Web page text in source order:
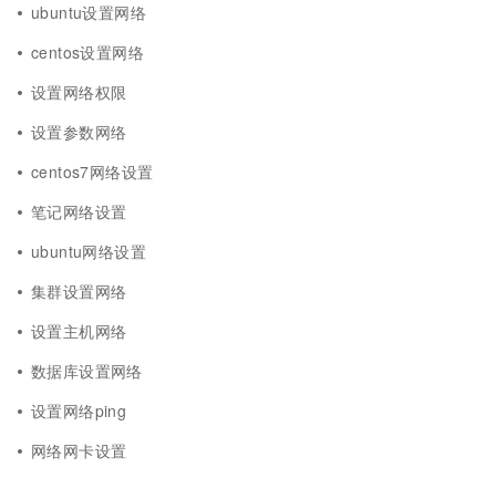
ubuntu设置网络
centos设置网络
设置网络权限
设置参数网络
centos7网络设置
笔记网络设置
ubuntu网络设置
集群设置网络
设置主机网络
数据库设置网络
设置网络ping
网络网卡设置